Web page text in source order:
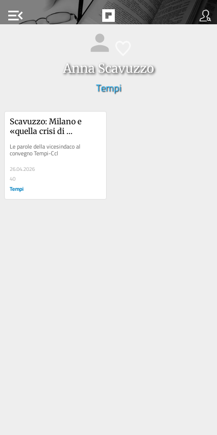
menu_open
Anna Scavuzzo
Tempi
Scavuzzo: Milano e
«quella crisi di
preoccupare»
Le parole della vicesindaco al
convegno Tempi-Ccl
26.04.2026
40
Tempi